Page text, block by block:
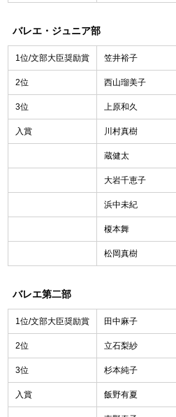
バレエ・ジュニア部
1位/文部大臣奨励賞 笠井裕子
2位 西山瑠美子
3位 上原和久
入賞 川村真樹
蔵健太
大岩千恵子
浜中未紀
榎本舞
松岡真樹
バレエ第二部
1位/文部大臣奨励賞 田中麻子
2位 立石梨紗
3位 杉本純子
入賞 飯野有夏